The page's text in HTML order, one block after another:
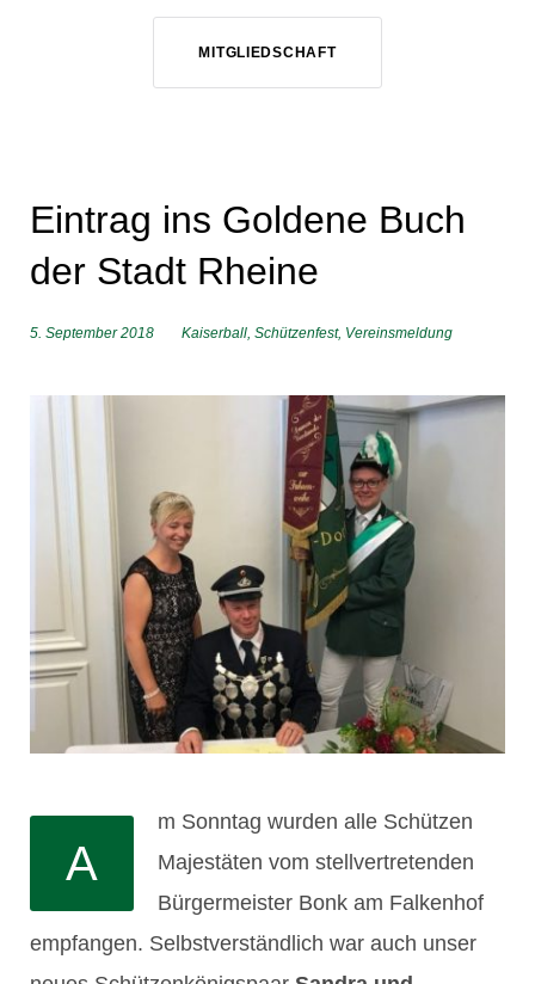
MITGLIEDSCHAFT
Eintrag ins Goldene Buch
der Stadt Rheine
5. September 2018 Kaiserball, Schützenfest, Vereinsmeldung
A
m Sonntag wurden alle Schützen
Majestäten vom stellvertretenden
Bürgermeister Bonk am Falkenhof
empfangen. Selbstverständlich war auch unser